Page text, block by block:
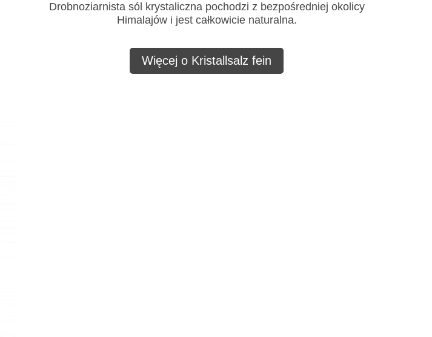
Drobnoziarnista sól krystaliczna pochodzi z bezpośredniej okolicy
Himalajów i jest całkowicie naturalna.
Więcej o Kristallsalz fein